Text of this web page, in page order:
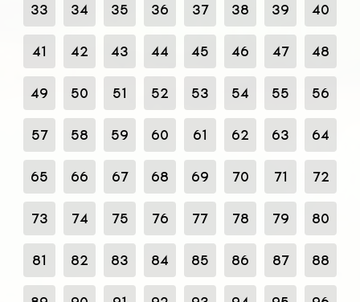
33 34 35 36 37 38 39 40
41 42 43 44 45 46 47 48
49 50 51 52 53 54 55 56
57 58 59 60 61 62 63 64
65 66 67 68 69 70 71 72
73 74 75 76 77 78 79 80
81 82 83 84 85 86 87 88